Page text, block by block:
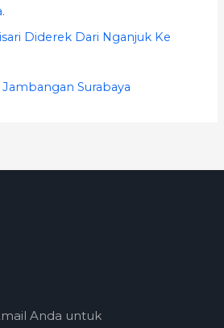
Diderek Dari Nganjuk Ke
Surabaya
Anda untuk